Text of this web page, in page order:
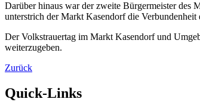
Darüber hinaus war der zweite Bürgermeister des
unterstrich der Markt Kasendorf die
Der Volkstrauertag im Markt Kasendorf und
weiterzugeben.
Zurück
Quick-Links